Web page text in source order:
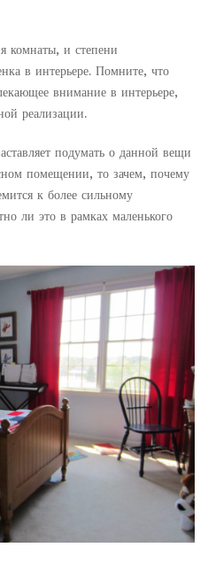
комнаты, и степени
в интерьере. Помните, что
внимание в интерьере,
реализации.
подумать о данной вещи
помещении, то зачем, почему
к более сильному
ли это в рамках маленького